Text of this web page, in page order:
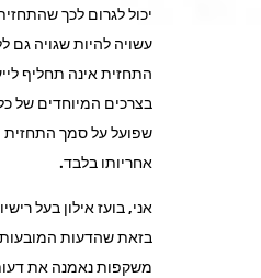
יכול לגרום לכך
עשויה להיות שגויה גם
התחזית אינה תחליף
בצרכים המיוחדים של
שפועל על סמך התחזית
אחריותו בלבד.
בזאת שהדעות המובעות
משקפות נאמנה את